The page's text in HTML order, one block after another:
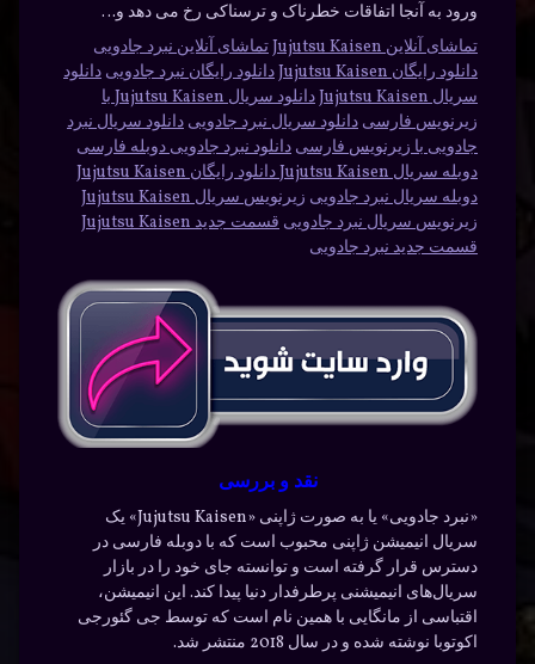
ورود به آنجا اتفاقات خطرناک و ترسناکی رخ می دهد و…
تماشای آنلاین Jujutsu Kaisen
تماشای آنلاین نبرد جادویی
دانلود رایگان Jujutsu Kaisen
دانلود رایگان نبرد جادویی دانلود
سریال Jujutsu Kaisen
دانلود سریال Jujutsu Kaisen با
زیرنویس فارسی دانلود سریال نبرد جادویی دانلود سریال نبرد
جادویی با زیرنویس فارسی دانلود نبرد جادویی دوبله فارسی
دوبله سریال Jujutsu Kaisen دانلود رایگان Jujutsu Kaisen
دوبله سریال نبرد جادویی زیرنویس سریال Jujutsu Kaisen
زیرنویس سریال نبرد جادویی قسمت جدید Jujutsu Kaisen
قسمت جدید نبرد جادویی
نقد و بررسی
«نبرد جادویی» یا به صورت ژاپنی «Jujutsu Kaisen» یک
سریال انیمیشن ژاپنی محبوب است که با دوبله فارسی در
دسترس قرار گرفته است و توانسته جای خود را در بازار
سریال‌های انیمیشنی پرطرفدار دنیا پیدا کند. این انیمیشن،
اقتباسی از مانگایی با همین نام است که توسط جی گئورجی
اکوتوبا نوشته شده و در سال 2018 منتشر شد.